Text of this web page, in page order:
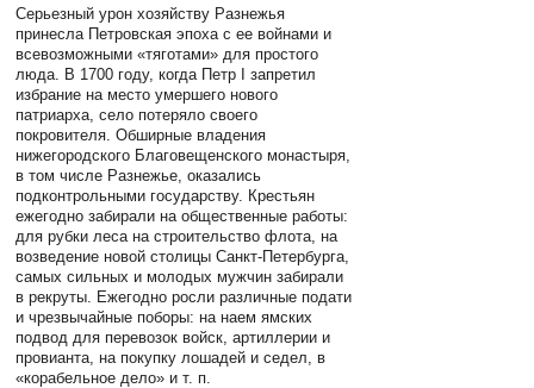
Серьезный урон хозяйству Разнежья
принесла Петровская эпоха с ее войнами и
всевозможными «тяготами» для простого
люда. В 1700 году, когда Петр I запретил
избрание на место умершего нового
патриарха, село потеряло своего
покровителя. Обширные владения
нижегородского Благовещенского монастыря,
в том числе Разнежье, оказались
подконтрольными государству. Крестьян
ежегодно забирали на общественные работы:
для рубки леса на строительство флота, на
возведение новой столицы Санкт-Петербурга,
самых сильных и молодых мужчин забирали
в рекруты. Ежегодно росли различные подати
и чрезвычайные поборы: на наем ямских
подвод для перевозок войск, артиллерии и
провианта, на покупку лошадей и седел, в
«корабельное дело» и т. п.